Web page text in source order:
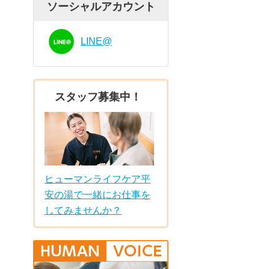
ソーシャルアカウント
LINE@
スタッフ募集中！
ヒューマンライフケア平
安の湯で一緒にお仕事を
してみませんか？